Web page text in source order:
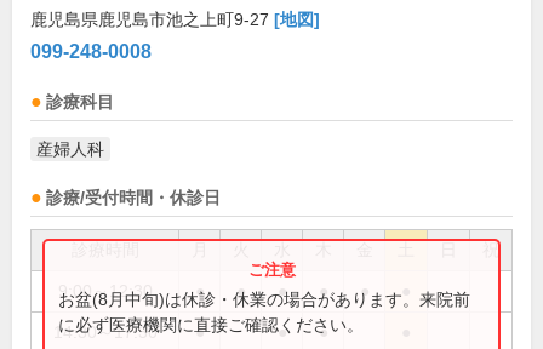
鹿児島県鹿児島市池之上町9-27 [地図]
099-248-0008
診療科目
産婦人科
診療/受付時間・休診日
祝
9:00～12:30 ● ● ● ● ●
14:30～17:30 ● ● ●
お盆(8月中旬)は休診・休業の場合があります。来院前
に必ず医療機関に直接ご確認ください。